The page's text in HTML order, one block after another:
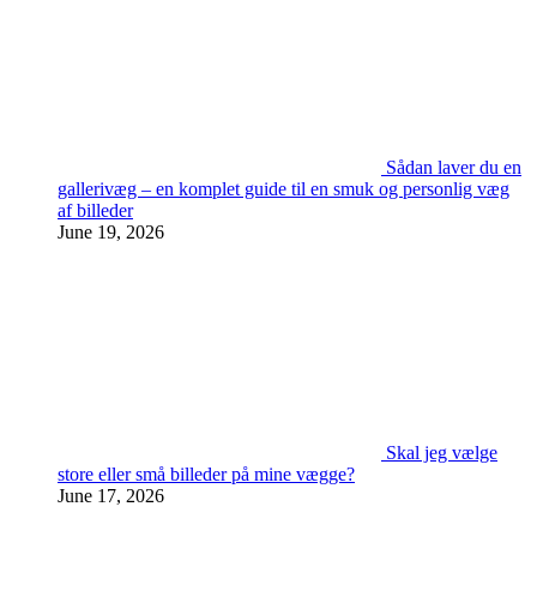
Sådan laver du en
gallerivæg – en komplet guide til en smuk og personlig væg
af billeder
June 19, 2026
Skal jeg vælge
store eller små billeder på mine vægge?
June 17, 2026